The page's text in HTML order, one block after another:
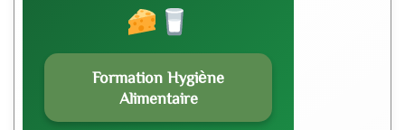
Formation Hygiène
Alimentaire